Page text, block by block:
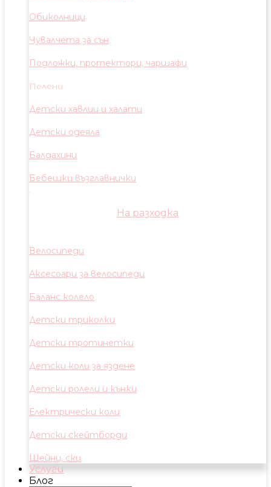
Обиколници
Чувалчета за сън
Подложки, протектори, чаршафи
Пелени
Детски хавлии и халати
Детски одеяла
Балдахини
Бебешки възглавнички
На разходка
Велосипеди
Аксесоари за велосипеди
Баланс колело
Детски триколки
Детски тротинетки
Детски коли за яздене
Детски ролели и кънки
Електрически коли
Детски скейтборди
Шейни, ски
Услуги
Блог